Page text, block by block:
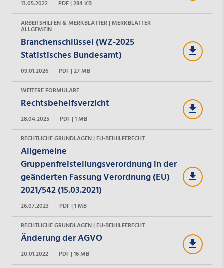
13.05.2022
PDF | 284 KB
ARBEITSHILFEN & MERKBLÄTTER | MERKBLÄTTER
ALLGEMEIN
Branchenschlüssel (WZ-2025
Statistisches Bundesamt)
09.01.2026
PDF | 27 MB
WEITERE FORMULARE
Rechtsbehelfsverzicht
28.04.2025
PDF | 1 MB
RECHTLICHE GRUNDLAGEN | EU-BEIHILFERECHT
Allgemeine
Gruppenfreistellungsverordnung in der
geänderten Fassung Verordnung (EU)
2021/542 (15.03.2021)
26.07.2023
PDF | 1 MB
RECHTLICHE GRUNDLAGEN | EU-BEIHILFERECHT
Änderung der AGVO
20.01.2022
PDF | 16 MB